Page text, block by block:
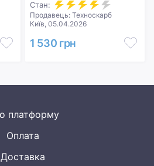
Стан:
Продавець: Техноскарб
Київ, 05.04.2026
1 530 грн
платформу
Оплата
Доставка